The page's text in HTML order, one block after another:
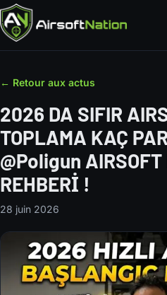
← Retour aux actus
2026 DA SIFIR
TOPLAMA KAÇ
⁨@Poligun⁩
REHBERİ !
28 juin 2026